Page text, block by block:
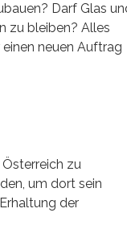
Darf Glas
zu bleiben? Alles
neuen Auftrag
zu
um dort sein
der